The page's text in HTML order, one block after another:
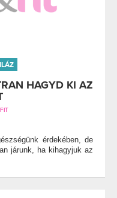
HAGYD KI AZ
érdekében, de
járunk, ha kihagyjuk az